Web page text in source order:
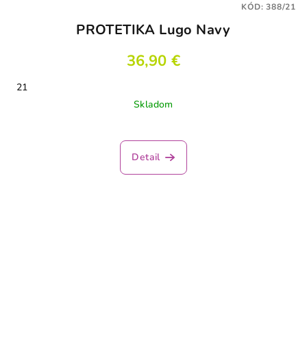
PROTETIKA Lugo Navy
36,90 €
21
Skladom
Detail
KÓD:388/21